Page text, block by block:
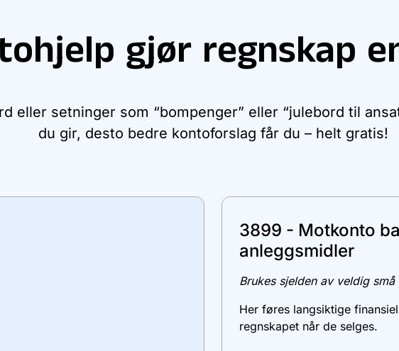
gjør regnskap
eller setninger som “bompenger” eller “julebord til
du gir, desto bedre kontoforslag får du – helt gratis!
3899 - Motkonto
anleggsmidler
Brukes sjelden av veldig små
Her føres langsiktige
regnskapet når de selges.